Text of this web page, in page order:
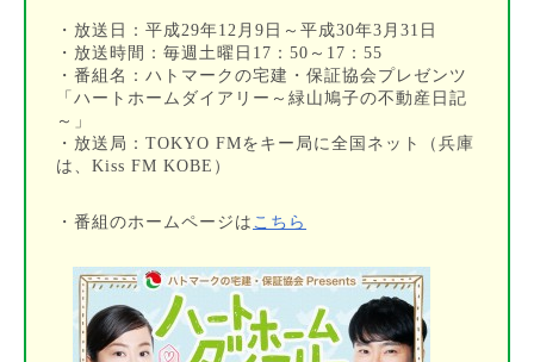
・放送日：平成29年12月9日～平成30年3月31日
・放送時間：毎週土曜日17：50～17：55
・番組名：ハトマークの宅建・保証協会プレゼンツ
「ハートホームダイアリー～緑山鳩子の不動産日記
～」
・放送局：TOKYO FMをキー局に全国ネット（兵庫
は、Kiss FM KOBE）
・番組のホームページは こちら